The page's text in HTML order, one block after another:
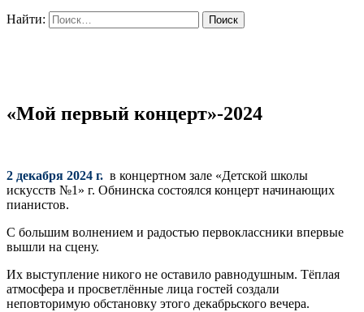
Найти:
«Мой первый концерт»-2024
2 декабря 2024 г. в концертном зале «Детской школы
искусств №1» г. Обнинска состоялся концерт начинающих
пианистов.
С большим волнением и радостью первоклассники впервые
вышли на сцену.
Их выступление никого не оставило равнодушным. Тёплая
атмосфера и просветлённые лица гостей создали
неповторимую обстановку этого декабрьского вечера.